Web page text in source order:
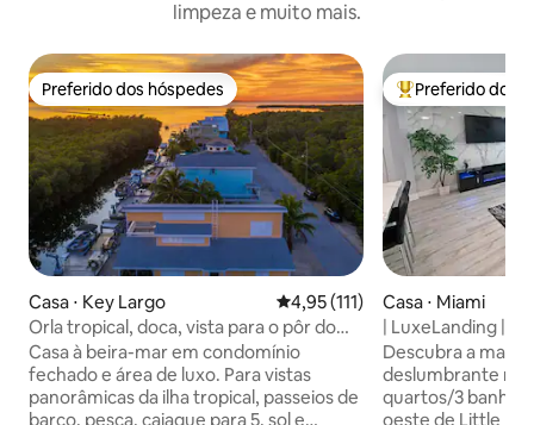
limpeza e muito mais.
Preferido dos hóspedes
Preferido dos hóspedes
Casa ⋅ Key Largo 4,95 de uma avaliação média
4,95 (111)
Orla tropical, doca, vista para o pôr do
sol, caiaque
Casa à beira-mar em condomínio
fechado e área de luxo. Para vistas
panorâmicas da ilha tropical, passeios de
barco, pesca, caiaque para 5, sol e
Entre os
Preferido dos
Casa ⋅ Miami
| LuxeLanding |
churrasco, golfe,
Descubra a
deslumbrante
quartos/3
oeste de Little